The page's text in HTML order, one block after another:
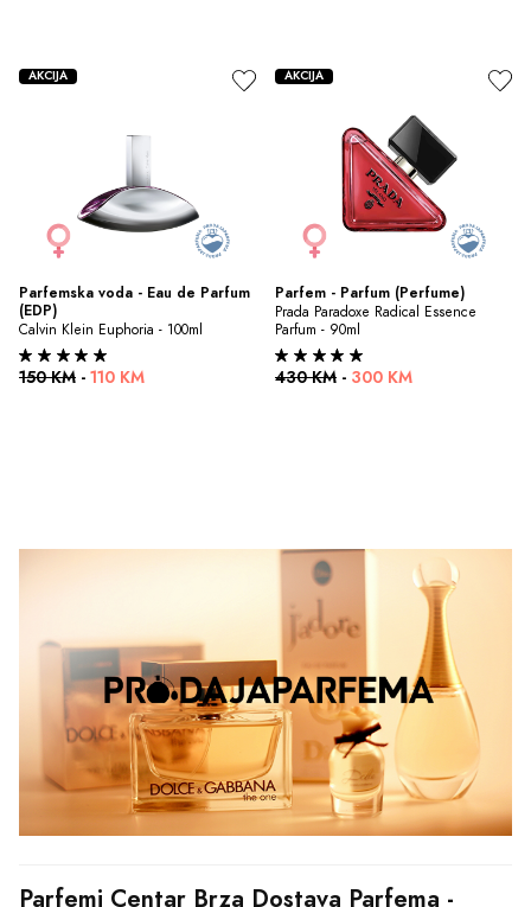
Parfemska voda - Eau de Parfum
(EDP)
Calvin Klein Euphoria - 100ml
150 KM - 110 KM
AKCIJA
Parfem - Parfum (Perfume)
Prada Paradoxe Radical Essence
Parfum - 90ml
430 KM - 300 KM
AKCIJA
Parfemi Centar Brza Dostava Parfema -